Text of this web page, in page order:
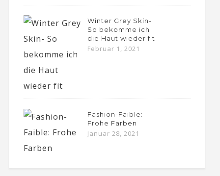
Winter Grey Skin-
So bekomme ich
die Haut wieder fit
Februar 1, 2021
Fashion-Faible:
Frohe Farben
Januar 28, 2021